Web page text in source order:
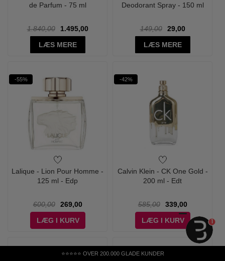
⭐⭐⭐⭐⭐ OVER 200.000 GLADE KUNDER
de Parfum - 75 ml
1.840,00
1.495,00
LÆS MERE
Deodorant Spray - 150 ml
149,00
29,00
LÆS MERE
-55%
Lalique - Lion Pour Homme -
125 ml - Edp
600,00
269,00
LÆG I KURV
-42%
Calvin Klein - CK One Gold -
200 ml - Edt
585,00
339,00
LÆG I KURV
-64%
1